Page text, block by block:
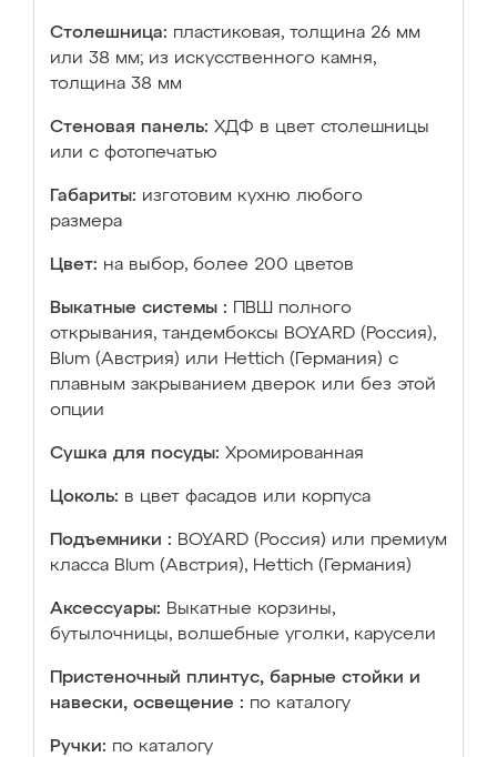
Столешница: пластиковая, толщина 26 мм
или 38 мм; из искусственного камня,
толщина 38 мм
Стеновая панель: ХДФ в цвет столешницы
или с фотопечатью
Габариты: изготовим кухню любого
размера
Цвет: на выбор, более 200 цветов
Выкатные системы :
ПВШ полного
открывания, тандембоксы BOYARD (Россия),
Blum (Австрия) или Hettich (Германия) с
плавным закрыванием дверок или без этой
опции
Сушка для посуды: Хромированная
Цоколь: в цвет фасадов или корпуса
Подъемники : BOYARD (Россия) или премиум
класса Blum (Австрия), Hettich (Германия)
Аксессуары: Выкатные корзины,
бутылочницы, волшебные уголки, карусели
Пристеночный плинтус, барные стойки и
навески, освещение : по каталогу
Ручки: по каталогу